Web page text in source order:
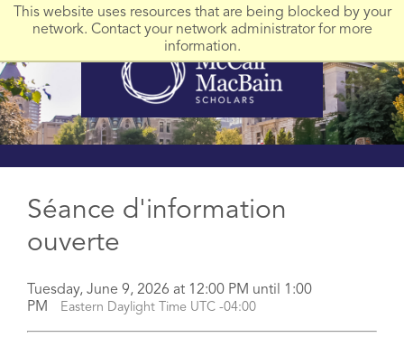
This website uses resources that are being blocked by your
network. Contact your network administrator for more
information.
Séance d'information
ouverte
Tuesday, June 9, 2026 at 12:00 PM until 1:00
PM
Eastern Daylight Time UTC -04:00